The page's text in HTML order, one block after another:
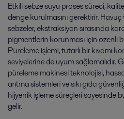
Etkili sebze suyu proses süreci,
denge kurulmasını gerektirir.
sebzeler, ekstraksiyon sırasında
pigmentlerin korunması için özenli
Püreleme işlemi, tutarlı bir kıvamı
seviyelerine de uyum sağlamalıdır.
püreleme makinesi teknolojisi,
arıtma sistemleri ve sıkı gıda
hijyenik işleme süreçleri sayesinde
gelir.